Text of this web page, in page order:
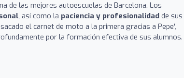
de las mejores autoescuelas de Barcelona. Los
, así como la paciencia y profesionalidad de sus
el carnet de moto a la primera gracias a Pepe',
por la formación efectiva de sus alumnos.